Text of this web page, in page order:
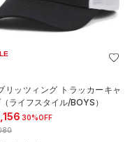
リッツィング トラッカーキャ
ライフスタイル/BOYS）
30%OFF